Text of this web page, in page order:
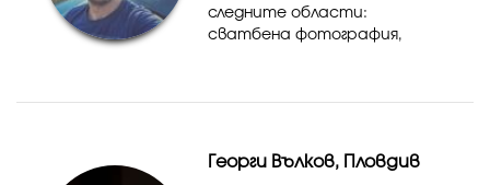
следните области:
сватбена фотография,
абитуриентски бал,
лични и семейни ф...
Георги Вълков, Пловдив